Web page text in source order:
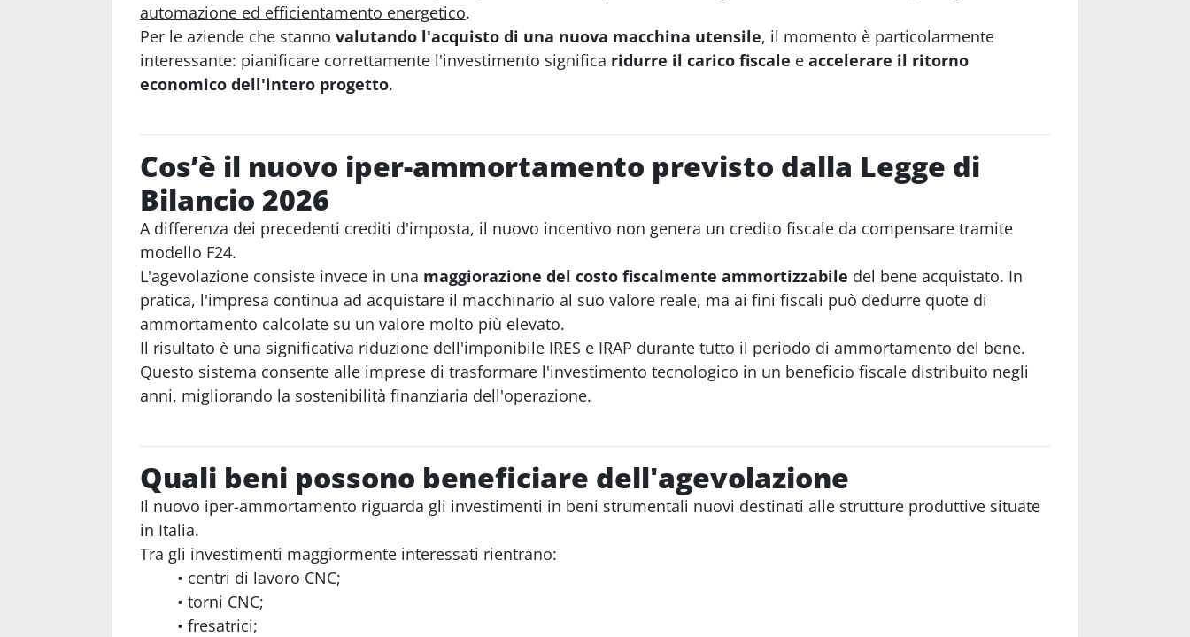
automazione ed efficientamento energetico.
Per le aziende che stanno valutando l'acquisto di una nuova macchina utensile, il momento è particolarmente
interessante: pianificare correttamente l'investimento significa ridurre il carico fiscale e accelerare il ritorno
economico dell'intero progetto.
Cos’è il nuovo iper-ammortamento previsto dalla Legge di
Bilancio 2026
A differenza dei precedenti crediti d'imposta, il nuovo incentivo non genera un credito fiscale da compensare tramite
modello F24.
L'agevolazione consiste invece in una maggiorazione del costo fiscalmente ammortizzabile del bene acquistato. In
pratica, l'impresa continua ad acquistare il macchinario al suo valore reale, ma ai fini fiscali può dedurre quote di
ammortamento calcolate su un valore molto più elevato.
Il risultato è una significativa riduzione dell'imponibile IRES e IRAP durante tutto il periodo di ammortamento del bene.
Questo sistema consente alle imprese di trasformare l'investimento tecnologico in un beneficio fiscale distribuito negli
anni, migliorando la sostenibilità finanziaria dell'operazione.
Quali beni possono beneficiare dell'agevolazione
Il nuovo iper-ammortamento riguarda gli investimenti in beni strumentali nuovi destinati alle strutture produttive situate
in Italia.
Tra gli investimenti maggiormente interessati rientrano:
centri di lavoro CNC;
torni CNC;
fresatrici;